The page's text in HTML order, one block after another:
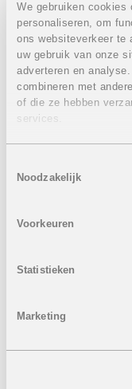
We gebruiken cookies
personaliseren, om
ons websiteverkeer te
uw gebruik van onze
adverteren en
combineren met
of die ze hebben
services.
Noodzakelijk
Voorkeuren
Statistieken
Marketing
Appartement 2e
3 Slaapkamers
2 Badkamers
Bebouwde
Terras: 9,12 m²
Prijs: VERKOCHT
2 Badkamers
Prijs:VERKOCHT
Bebouwde